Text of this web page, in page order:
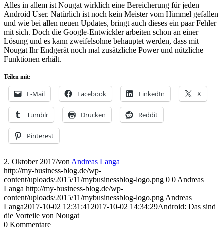
Alles in allem ist Nougat wirklich eine Bereicherung für jeden
Android User. Natürlich ist noch kein Meister vom Himmel gefallen
und wie bei allen neuen Updates, bringt auch dieses ein paar Fehler
mit sich. Doch die Google-Entwickler arbeiten schon an einer
Lösung und es kann zweifelsohne behauptet werden, dass mit
Nougat Ihr Endgerät noch mal zusätzliche Power und nützliche
Funktionen erhält.
Teilen mit:
E-Mail Facebook LinkedIn X
Tumblr Drucken Reddit
Pinterest
2. Oktober 2017/von Andreas Langa
http://my-business-blog.de/wp-
content/uploads/2015/11/mybusinessblog-logo.png 0 0 Andreas
Langa http://my-business-blog.de/wp-
content/uploads/2015/11/mybusinessblog-logo.png Andreas
Langa2017-10-02 12:31:41 2017-10-02 14:34:29Android: Das sind
die Vorteile von Nougat
0 Kommentare